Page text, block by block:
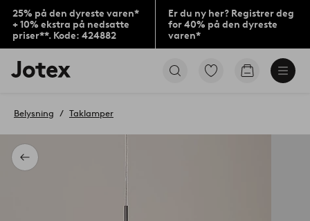
25% på den dyreste varen*
+ 10% ekstra på nedsatte
priser**. Kode: 424882
Er du ny her? Registrer deg
for 40% på den dyreste
varen*
Jotex’
logo
til
Gå
Gå
Tilbake
Belysning Taklamper